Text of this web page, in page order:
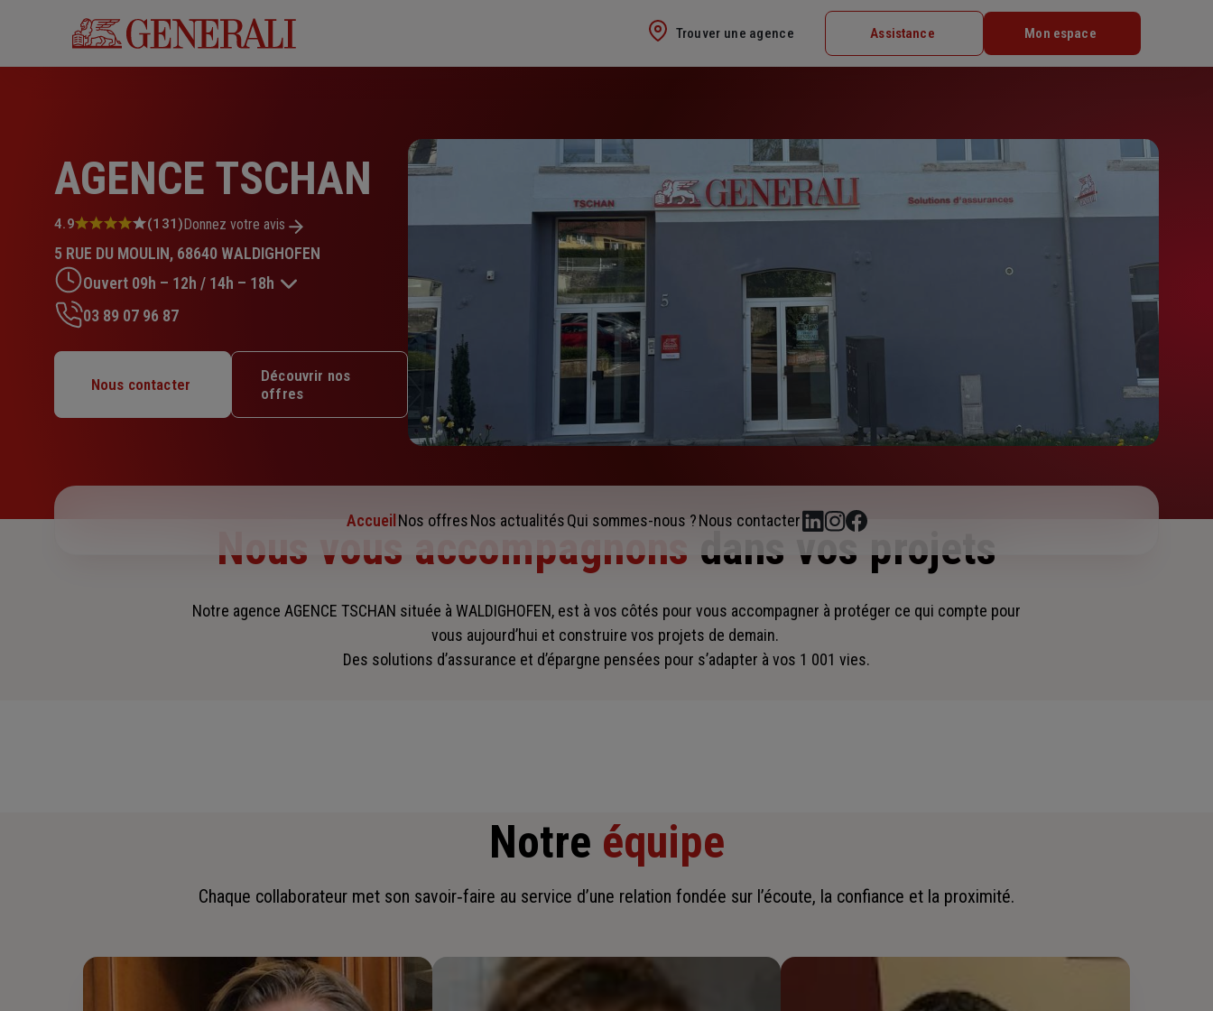
Trouver une agence Assistance Mon espace
AGENCE TSCHAN
Note
4.9
sur
5
étoiles
4.9 (131)Donnez votre avis
5 RUE DU MOULIN, 68640 WALDIGHOFEN
Ouvert 09h – 12h / 14h – 18h
Mardi : 09h – 12h / 14h – 18h
Mercredi : 09h – 12h / 14h – 18h
03 89 07 96 87
Nous contacter
Découvrir nos
offres
Accueil Nos offresNos actualitésQui sommes-nous ?Nous contacter
Nous vous accompagnons dans vos projets
Notre agence AGENCE TSCHAN située à WALDIGHOFEN, est à vos côtés pour vous accompagner à protéger ce qui compte pour
vous aujourd’hui et construire vos projets de demain.
Des solutions d’assurance et d’épargne pensées pour s’adapter à vos 1 001 vies.
Notre équipe
Chaque collaborateur met son savoir‑faire au service d’une relation fondée sur l’écoute, la confiance et la proximité.